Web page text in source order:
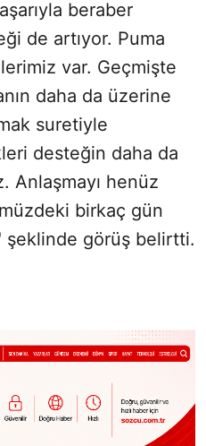
beraber
de artıyor. Puma
var. Geçmişte
daha da üzerine
suretiyle
desteğin daha da
Anlaşmayı henüz
birkaç gün
şeklinde görüş belirtti.